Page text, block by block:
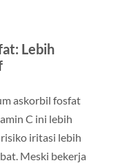
Lebih
askorbil fosfat
C ini lebih
iritasi lebih
Meski bekerja